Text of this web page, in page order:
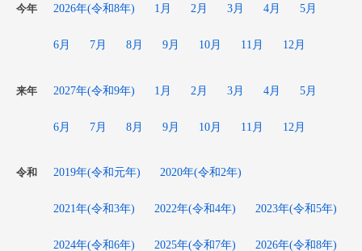
今年 2026年(令和8年) 1月 2月 3月 4月 5月
6月 7月 8月 9月 10月 11月 12月
来年 2027年(令和9年) 1月 2月 3月 4月 5月
6月 7月 8月 9月 10月 11月 12月
令和 2019年(令和元年) 2020年(令和2年)
2021年(令和3年) 2022年(令和4年) 2023年(令和5年)
2024年(令和6年) 2025年(令和7年) 2026年(令和8年)